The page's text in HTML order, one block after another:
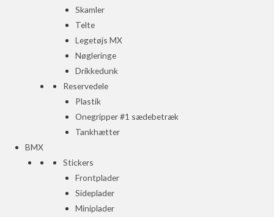
Skamler
Telte
Legetøjs MX
Nøgleringe
Drikkedunk
Reservedele
Plastik
Onegripper #1 sædebetræk
Tankhætter
BMX
Stickers
Frontplader
Sideplader
Miniplader